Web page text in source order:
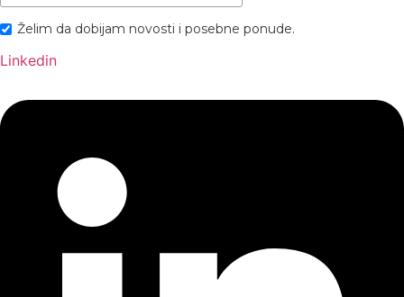
Želim da dobijam novosti i posebne ponude.
Linkedin